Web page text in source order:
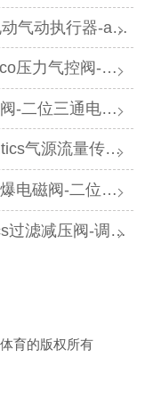
行器-asco电磁阀
气控阀-三通阀
位三通电磁阀
传感器-过滤减压阀
-二位五通电磁阀
减压阀-调压器
育的版权所有